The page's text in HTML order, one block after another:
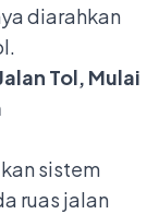
diarahkan
Tol, Mulai
sistem
ruas jalan